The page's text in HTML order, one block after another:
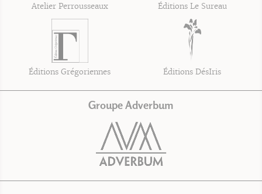
Atelier Perrousseaux Éditions Le Sureau
Éditions Grégoriennes Éditions DésIris
Groupe Adverbum